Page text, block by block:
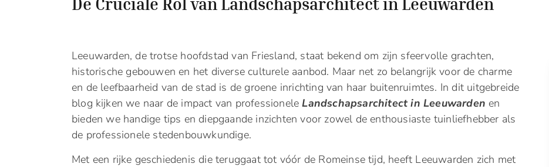
De Cruciale Rol van Landschapsarchitect in Leeuwarden
Leeuwarden, de trotse hoofdstad van Friesland, staat bekend om zijn sfeervolle grachten,
historische gebouwen en het diverse culturele aanbod. Maar net zo belangrijk voor de charme
en de leefbaarheid van de stad is de groene inrichting van haar buitenruimtes. In dit uitgebreide
blog kijken we naar de impact van professioneleLandschapsarchitect in Leeuwarden en
bieden we handige tips en diepgaande inzichten voor zowel de enthousiaste tuinliefhebber als
de professionele stedenbouwkundige.
Met een rijke geschiedenis die teruggaat tot vóór de Romeinse tijd, heeft Leeuwarden zich met